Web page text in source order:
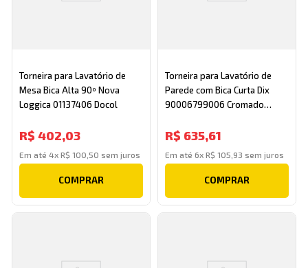
Torneira para Lavatório de
Mesa Bica Alta 90º Nova
Loggica 01137406 Docol
R$ 402,03
Em até4xR$ 100 ,50 sem juros
COMPRAR
Torneira para Lavatório de
Parede com Bica Curta Dix
90006799006 Cromado
R$ 635,61
Em até 6x R$ 105 93 sem juros
COMPRAR